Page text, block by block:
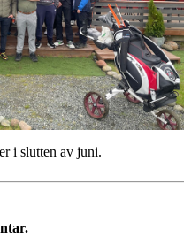
i slutten av juni.